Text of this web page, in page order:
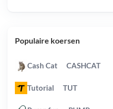
Populaire koersen
Cash Cat CASHCAT
Tutorial TUT